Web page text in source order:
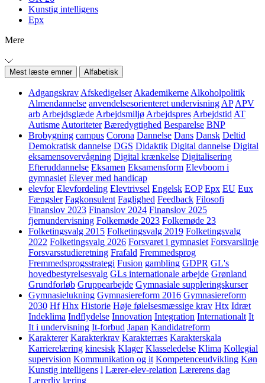
Kunstig intelligens
Epx
Mere
Mest læste emner Alfabetisk
Adgangskrav Afskedigelser Akademikerne Alkoholpolitik
Almendannelse anvendelsesorienteret undervisning AP APV
arb Arbejdsglæde Arbejdsmiljø Arbejdspres Arbejdstid AT
Autisme Autoriteter Bæredygtighed Besparelse BNP
Brobygning campus Corona Dannelse Dans Dansk Deltid
Demokratisk dannelse DGS Didaktik Digital dannelse Digital
eksamensovervågning Digital krænkelse Digitalisering
Efteruddannelse Eksamen Eksamensform Elevboom i
gymnasiet Elever med handicap
elevfor Elevfordeling Elevtrivsel Engelsk EOP Epx EU Eux
Fængsler Fagkonsulent Faglighed Feedback Filosofi
Finanslov 2023 Finanslov 2024 Finanslov 2025
fjernundervisning Folkemøde 2023 Folkemøde 23
Folketingsvalg 2015 Folketingsvalg 2019 Folketingsvalg
2022 Folketingsvalg 2026 Forsvaret i gymnasiet Forsvarslinje
Forsvarsstudieretning Frafald Fremmedsprog
Fremmedsprogsstrategi Fusion gambling GDPR GL's
hovedbestyrelsesvalg GLs internationale arbejde Grønland
Grundforløb Gruppearbejde Gymnasiale suppleringskurser
Gymnasielukning Gymnasiereform 2016 Gymnasiereform
2030 Hf Hhx Historie Høje følelsesmæssige krav Htx Idræt
Indeklima Indflydelse Innovation Integration Internationalt It
It i undervisning It-forbud Japan Kandidatreform
Karakterer Karakterkrav Karakterræs Karakterskala
Karrierelæring kinesisk Klager Klasseledelse Klima Kollegial
supervision Kommunikation og it Kompetenceudvikling Køn
Kunstig intelligens l Lærer-elev-relation Lærerens dag
Lærerliv læring